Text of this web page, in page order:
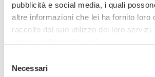
pubblicità e social media, i quali
altre informazioni che lei ha fornito loro
raccolto dal suo utilizzo dei loro servizi.
Attenzione: chiudendo questo banner,
delNecessari
Area di interesse
Cliccando su "iscriviti" dichiari di aver